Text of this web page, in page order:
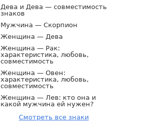
Дева и Дева — совместимость
знаков
Мужчина — Скорпион
Женщина — Дева
Женщина — Рак:
характеристика, любовь,
совместимость
Женщина — Овен:
характеристика, любовь,
совместимость
Женщина — Лев: кто она и
какой мужчина ей нужен?
Смотреть все знаки